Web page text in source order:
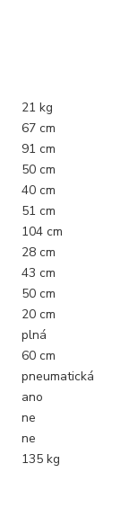
21 kg
67 cm
91 cm
50 cm
40 cm
51 cm
104 cm
28 cm
43 cm
50 cm
20 cm
plná
60 cm
pneumatická
ano
ne
ne
135 kg